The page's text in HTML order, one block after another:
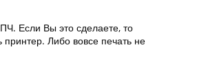
Если Вы это сделаете, то
принтер. Либо вовсе печать не